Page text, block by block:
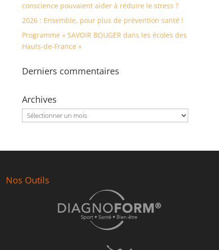
conscience pouvaient aider à réduire le stress ?
2026 : Ensemble, pour plus de prévention santé !
Programme « SAVOIR BOUGER dans les écoles des
Hauts-de-France »
Derniers commentaires
Archives
Archives
Nos Outils